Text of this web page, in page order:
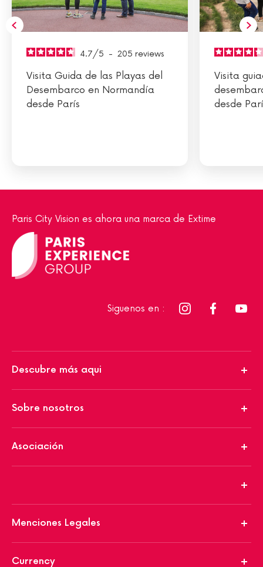
4.7/5 - 205 reviews
Visita Guida de las Playas del
Desembarco en Normandía
desde París
Visita
desde
Paris City Vision es ahora una marca de Extime
Siguenos en :
Descubre más aqui
Sobre nosotros
Asociación
Menciones Legales
Currency